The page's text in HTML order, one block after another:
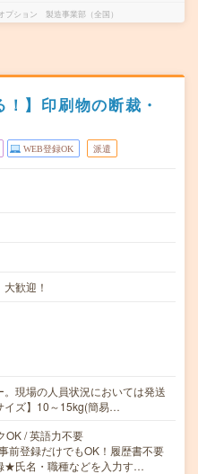
プション 製造事業部（全国）
！】印刷物の断裁・
WEB登録OK 派遣
歓迎！
現場の人員状況においては発送
イズ】10～15kg(簡易…
OK / 英語力不要
前登録だけでもOK！履歴書不要
★氏名・職種などを入力す…